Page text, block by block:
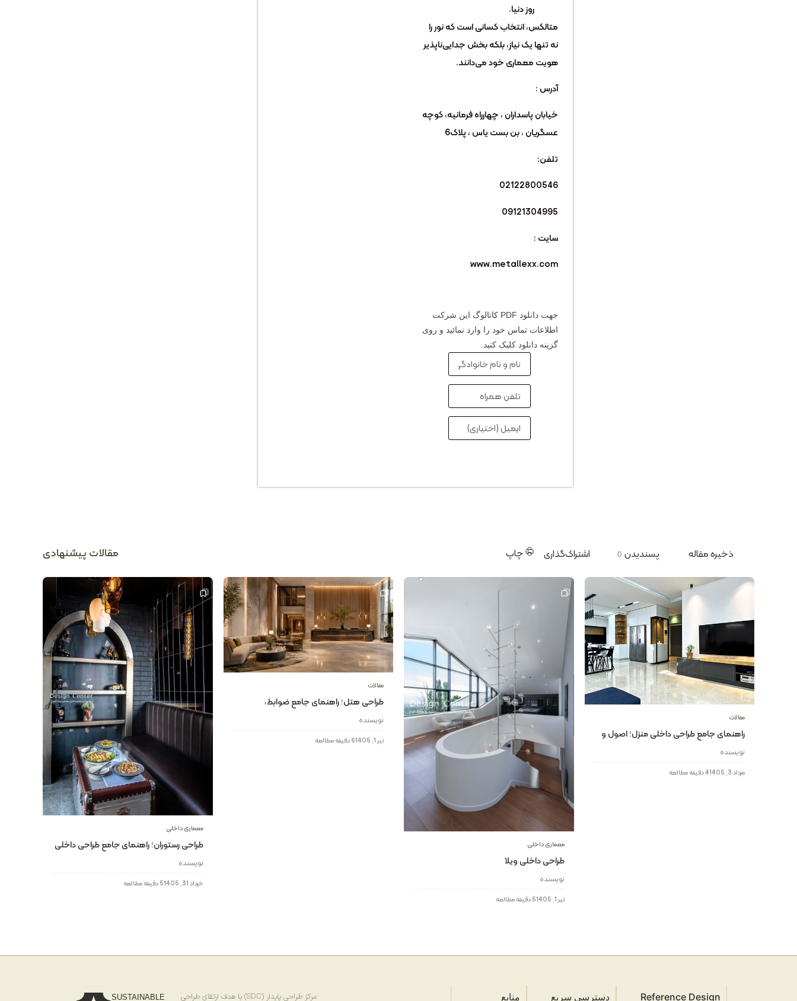
روز دنیا.
متالکس، انتخاب کسانی است که نور را
نه تنها یک نیاز، بلکه بخش جدایی‌ناپذیر
هویت معماری خود می‌دانند.
آدرس :
خیابان پاسداران ، چهارراه فرمانیه، کوچه
عسگریان ، بن بست یاس ، پلاک6
تلفن:
02122800546
09121304995
سایت :
www.metallexx.com
جهت دانلود PDF کاتالوگ این شرکت
اطلاعات تماس خود را وارد نمائید و روی
گزینه دانلود کلیک کنید.
ذخیره مقاله پسندیدن 0 اشتراک‌گذاری چاپ مقالات پیشنهادی
مقالات
راهنمای جامع طراحی داخلی منزل؛ اصول و
ترندهای سال ۲۰۲۶
نویسنده
مرداد 3, 1405 4 دقیقه مطالعه
معماری داخلی
طراحی داخلی ویلا
نویسنده
تیر 1, 1405 5 دقیقه مطالعه
مقالات
طراحی هتل؛ راهنمای جامع ضوابط،
استانداردها و طراحی داخلی هتل
نویسنده
تیر 1, 1405 6 دقیقه مطالعه
معماری داخلی
طراحی رستوران؛ راهنمای جامع طراحی داخلی
رستوران مدرن و لوکس
نویسنده
خرداد 31, 1405 5 دقیقه مطالعه
مرکز طراحی پایدار (SDC) با هدف ارتقای طراحی SUSTAINABLE Reference Design دسترسی سریع منابع